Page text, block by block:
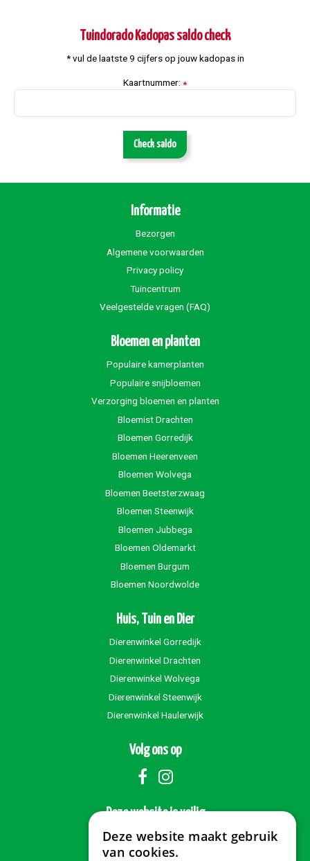
Tuindorado Kadopas saldo check
* vul de laatste 9 cijfers op jouw kadopas in
Kaartnummer: *
Check saldo
Informatie
Bezorgen
Algemene voorwaarden
Privacy policy
Tuincentrum
Veelgestelde vragen (FAQ)
Bloemen en planten
Populaire kamerplanten
Populaire snijbloemen
Verzorging bloemen en planten
Bloemist Drachten
Bloemen Gorredijk
Bloemen Heerenveen
Bloemen Wolvega
Bloemen Beetsterzwaag
Bloemen Steenwijk
Bloemen Jubbega
Bloemen Oldemarkt
Bloemen Burgum
Bloemen Noordwolde
Huis, Tuin en Dier
Dierenwinkel Gorredijk
Dierenwinkel Drachten
Dierenwinkel Wolvega
Dierenwinkel Steenwijk
Dierenwinkel Haulerwijk
Volg ons op
Deze website is veilig
Deze website maakt gebruik
van cookies.